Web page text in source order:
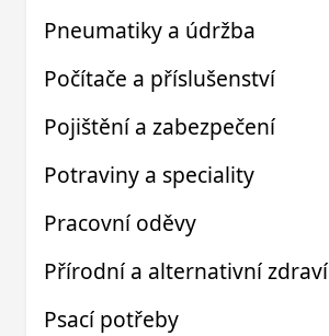
Pneumatiky a údržba
Počítače a příslušenství
Pojištění a zabezpečení
Potraviny a speciality
Pracovní oděvy
Přírodní a alternativní zdraví
Psací potřeby